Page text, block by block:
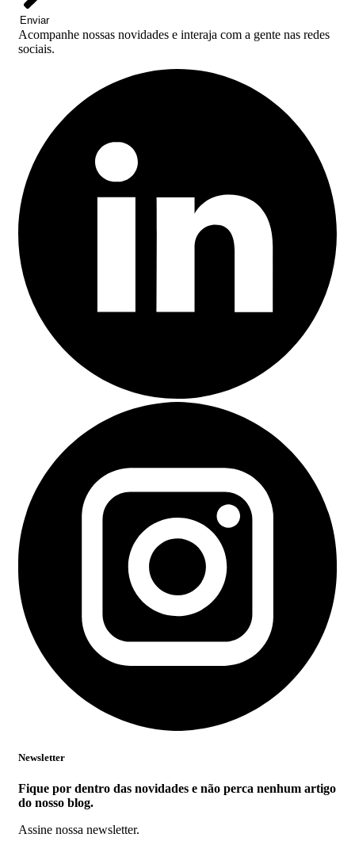
Enviar
Acompanhe nossas novidades e interaja com a gente nas redes
sociais.
Newsletter
Fique por dentro das novidades e não perca nenhum artigo
do nosso blog.
Assine nossa newsletter.